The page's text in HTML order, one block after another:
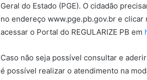
Geral do Estado (PGE). O cidadão
no endereço www.pge.pb.gov.br e clicar
acessar o Portal do REGULARIZE PB em
Caso não seja possível consultar e
é possível realizar o atendimento na